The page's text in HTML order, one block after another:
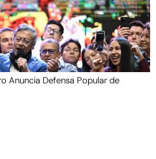
Anuncia Defensa Popular de